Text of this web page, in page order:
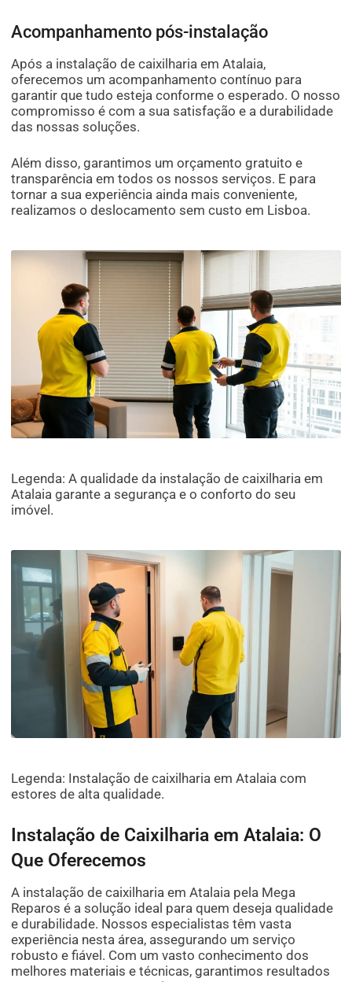
Acompanhamento pós-instalação
Após a instalação de caixilharia em Atalaia,
oferecemos um acompanhamento contínuo para
garantir que tudo esteja conforme o esperado. O nosso
compromisso é com a sua satisfação e a durabilidade
das nossas soluções.
Além disso, garantimos um orçamento gratuito e
transparência em todos os nossos serviços. E para
tornar a sua experiência ainda mais conveniente,
realizamos o deslocamento sem custo em Lisboa.
Legenda: A qualidade da instalação de caixilharia em
Atalaia garante a segurança e o conforto do seu
imóvel.
Legenda: Instalação de caixilharia em Atalaia com
estores de alta qualidade.
Instalação de Caixilharia em Atalaia: O
Que Oferecemos
A instalação de caixilharia em Atalaia pela Mega
Reparos é a solução ideal para quem deseja qualidade
e durabilidade. Nossos especialistas têm vasta
experiência nesta área, assegurando um serviço
robusto e fiável. Com um vasto conhecimento dos
melhores materiais e técnicas, garantimos resultados